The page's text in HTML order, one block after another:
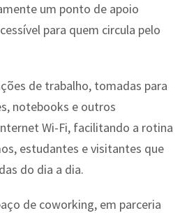
um ponto de apoio
para quem circula pelo
de trabalho, tomadas para
notebooks e outros
Wi-Fi, facilitando a rotina
estudantes e visitantes que
do dia a dia.
de coworking, em parceria